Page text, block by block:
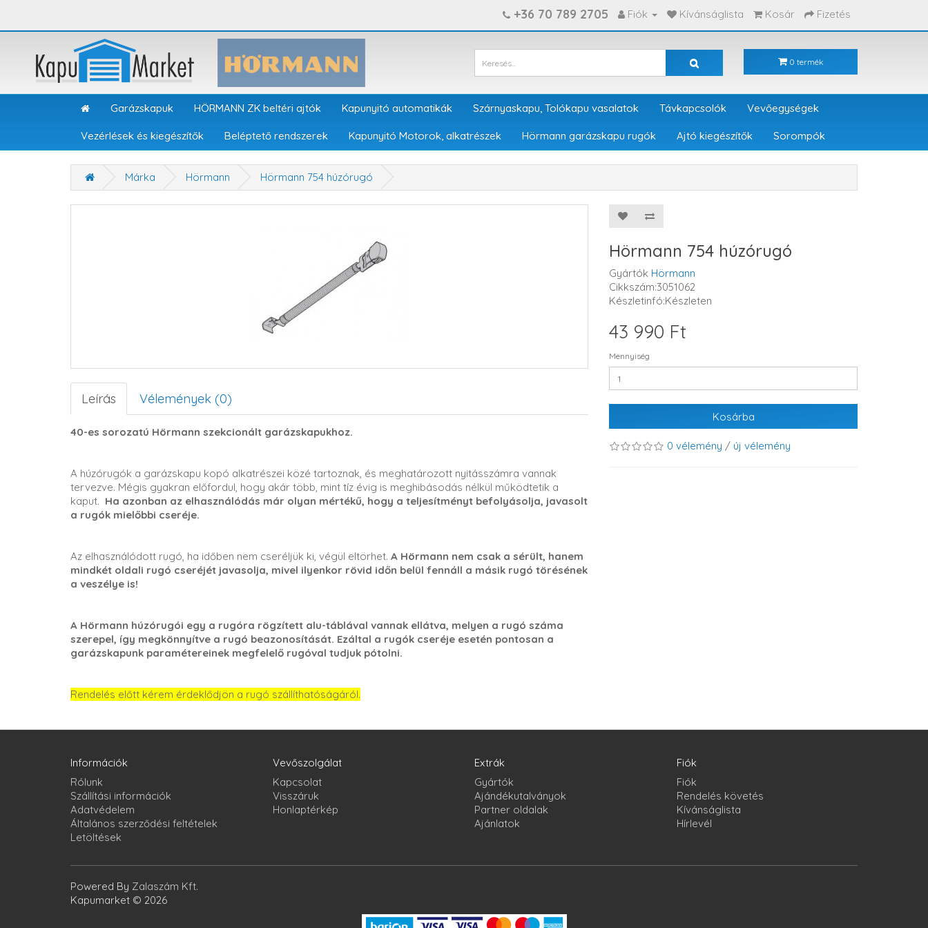
+36 70 789 2705 Fiók Kívánságlista Kosár Fizetés
0 termék
Garázskapuk HÖRMANN ZK beltéri ajtók Kapunyitó automatikák Szárnyaskapu, Tolókapu vasalatok Távkapcsolók Vevőegységek
Vezérlések és kiegészítők Beléptető rendszerek Kapunyitó Motorok, alkatrészek Hörmann garázskapu rugók Ajtó kiegészítők Sorompók
Márka Hörmann Hörmann 754 húzórugó
Leírás Vélemények (0)
40-es sorozatú Hörmann szekcionált garázskapukhoz.
A húzórugók a garázskapu kopó alkatrészei közé tartoznak, és meghatározott nyitásszámra vannak
tervezve. Mégis gyakran előfordul, hogy akár több, mint tíz évig is meghibásodás nélkül működtetik a
kaput. Ha azonban az elhasználódás már olyan mértékű, hogy a teljesítményt befolyásolja, javasolt
a rugók mielőbbi cseréje.
Az elhasználódott rugó, ha időben nem cseréljük ki, végül eltörhet. A Hörmann nem csak a sérült, hanem
mindkét oldali rugó cseréjét javasolja, mivel ilyenkor rövid időn belül fennáll a másik rugó törésének
a veszélye is!
A Hörmann húzórugói egy a rugóra rögzített alu-táblával vannak ellátva, melyen a rugó száma
szerepel, így megkönnyítve a rugó beazonosítását. Ezáltal a rugók cseréje esetén pontosan a
garázskapunk paramétereinek megfelelő rugóval tudjuk pótolni.
Rendelés előtt kérem érdeklődjön a rugó szállíthatóságáról.
Hörmann 754 húzórugó
Gyártók Hörmann
Cikkszám:3051062
Készletinfó:Készleten
43 990 Ft
Mennyiség
Kosárba
0 vélemény / új vélemény
Információk
Rólunk
Szállítási információk
Adatvédelem
Általános szerződési feltételek
Letöltések
Vevőszolgálat
Kapcsolat
Visszáruk
Honlaptérkép
Extrák
Gyártók
Ajándékutalványok
Partner oldalak
Ajánlatok
Fiók
Fiók
Rendelés követés
Kívánságlista
Hírlevél
Powered By Zalaszám Kft.
Kapumarket © 2026